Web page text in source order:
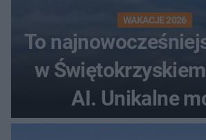
WAKACJE 2026
To
w
AI. Unikalne
promenada